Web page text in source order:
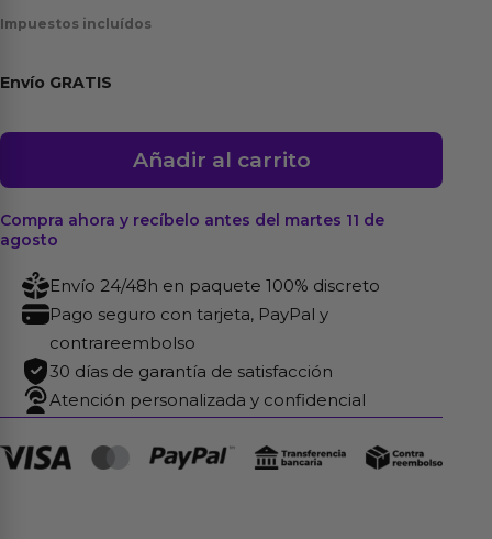
Impuestos incluídos
Envío GRATIS
Masturbador
Pump
cantidad
Añadir al carrito
Compra ahora y recíbelo antes del martes 11 de
agosto
Envío 24/48h en paquete 100% discreto
Pago seguro con tarjeta, PayPal y
contrareembolso
30 días de garantía de satisfacción
Atención personalizada y confidencial